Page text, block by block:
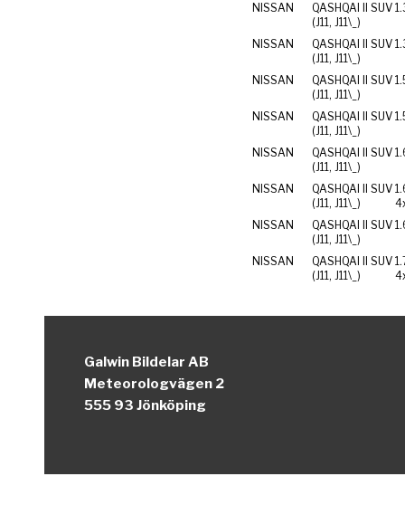
NISSAN
QASHQAI II SUV
(J11, J11\_)
NISSAN
QASHQAI II SUV
(J11, J11\_)
NISSAN
QASHQAI II SUV
(J11, J11\_)
NISSAN
QASHQAI II SUV
(J11, J11\_)
NISSAN
QASHQAI II SUV
(J11, J11\_)
NISSAN
QASHQAI II SUV
(J11, J11\_)
NISSAN
QASHQAI II SUV
(J11, J11\_)
NISSAN
QASHQAI II SUV
(J11, J11\_)
Galwin Bildelar AB
Meteorologvägen 2
555 93 Jönköping